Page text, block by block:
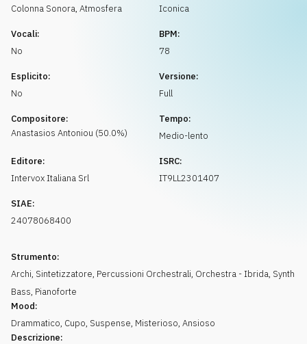
Info
Colonna Sonora, Atmosfera
Iconica
Vocali:
No
BPM:
78
Esplicito:
No
Versione:
Full
Compositore:
Anastasios Antoniou (50.0%)
Tempo:
Medio-lento
Editore:
Intervox Italiana Srl
ISRC:
IT9LL2301407
SIAE:
24078068400
Strumento:
Archi, Sintetizzatore, Percussioni Orchestrali, Orchestra - Ibrida, Synth
Bass, Pianoforte
Mood:
Drammatico, Cupo, Suspense, Misterioso, Ansioso
Descrizione: